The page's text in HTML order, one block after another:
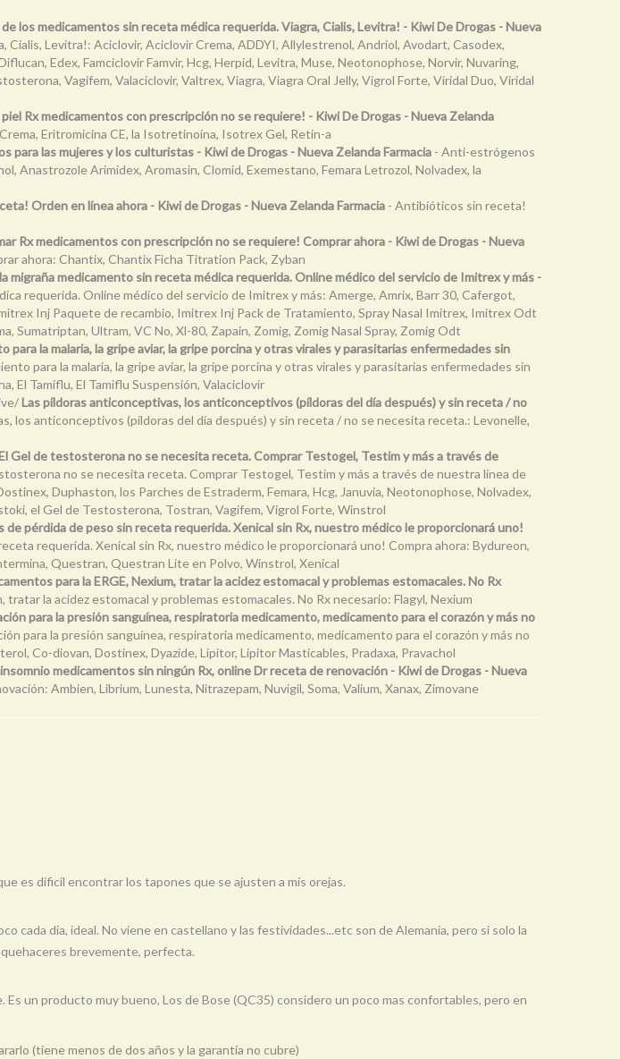
de los medicamentos sin receta médica requerida. Viagra, Cialis, Levitra! - Kiwi De Drogas - Nueva
Cialis, Levitra!: Aciclovir, Aciclovir Crema, ADDYI, Allylestrenol, Andriol, Avodart, Casodex,
Edex, Famciclovir Famvir, Hcg, Herpid, Levitra, Muse, Neotonophose, Norvir, Nuvaring,
Vagifem, Valaciclovir, Valtrex, Viagra, Viagra Oral Jelly, Vigrol Forte, Viridal Duo, Viridal
Rx medicamentos con prescripción no se requiere! - Kiwi De Drogas - Nueva Zelanda
Eritromicina CE, la Isotretinoína, Isotrex Gel, Retin-a
para las mujeres y los culturistas - Kiwi de Drogas - Nueva Zelanda Farmacia - Anti-estrógenos
Anastrozole Arimidex, Aromasin, Clomid, Exemestano, Femara Letrozol, Nolvadex, la
Orden en línea ahora - Kiwi de Drogas - Nueva Zelanda Farmacia - Antibióticos sin receta!
Rx medicamentos con prescripción no se requiere! Comprar ahora - Kiwi de Drogas - Nueva
ahora: Chantix, Chantix Ficha Titration Pack, Zyban
migraña medicamento sin receta médica requerida. Online médico del servicio de Imitrex y más -
requerida. Online médico del servicio de Imitrex y más: Amerge, Amrix, Barr 30, Cafergot,
Inj Paquete de recambio, Imitrex Inj Pack de Tratamiento, Spray Nasal Imitrex, Imitrex Odt
Sumatriptan, Ultram, VC No, Xl-80, Zapain, Zomig, Zomig Nasal Spray, Zomig Odt
para la malaria, la gripe aviar, la gripe porcina y otras virales y parasitarias enfermedades sin
para la malaria, la gripe aviar, la gripe porcina y otras virales y parasitarias enfermedades sin
El Tamiflu, El Tamiflu Suspensión, Valaciclovir
Las píldoras anticonceptivas, los anticonceptivos (píldoras del día después) y sin receta / no
los anticonceptivos (píldoras del día después) y sin receta / no se necesita receta.: Levonelle,
Gel de testosterona no se necesita receta. Comprar Testogel, Testim y más a través de
no se necesita receta. Comprar Testogel, Testim y más a través de nuestra línea de
Duphaston, los Parches de Estraderm, Femara, Hcg, Januvia, Neotonophose, Nolvadex,
el Gel de Testosterona, Tostran, Vagifem, Vigrol Forte, Winstrol
de pérdida de peso sin receta requerida. Xenical sin Rx, nuestro médico le proporcionará uno!
requerida. Xenical sin Rx, nuestro médico le proporcionará uno! Compra ahora: Bydureon,
Questran, Questran Lite en Polvo, Winstrol, Xenical
para la ERGE, Nexium, tratar la acidez estomacal y problemas estomacales. No Rx
tratar la acidez estomacal y problemas estomacales. No Rx necesario: Flagyl, Nexium
para la presión sanguínea, respiratoria medicamento, medicamento para el corazón y más no
para la presión sanguínea, respiratoria medicamento, medicamento para el corazón y más no
Co-diovan, Dostinex, Dyazide, Lipitor, Lipitor Masticables, Pradaxa, Pravachol
medicamentos sin ningún Rx, online Dr receta de renovación - Kiwi de Drogas - Nueva
Ambien, Librium, Lunesta, Nitrazepam, Nuvigil, Soma, Valium, Xanax, Zimovane
es dificil encontrar los tapones que se ajusten a mis orejas.
cada dia, ideal. No viene en castellano y las festividades...etc son de Alemania, pero si solo la
brevemente, perfecta.
un producto muy bueno, Los de Bose (QC35) considero un poco mas confortables, pero en
(tiene menos de dos años y la garantía no cubre)